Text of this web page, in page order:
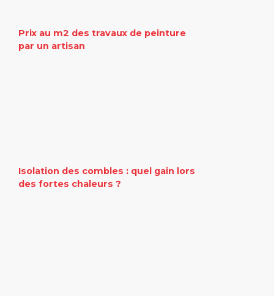
Prix au m2 des travaux de peinture
par un artisan
Isolation des combles : quel gain lors
des fortes chaleurs ?